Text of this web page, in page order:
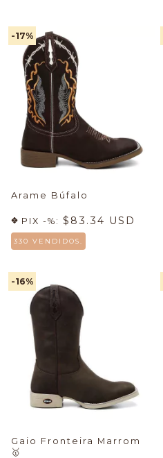
-17%
Arame Búfalo
PIX -%: $83.34 USD
330 VENDIDOS.
-16%
Gaio Fronteira Marrom
🥇